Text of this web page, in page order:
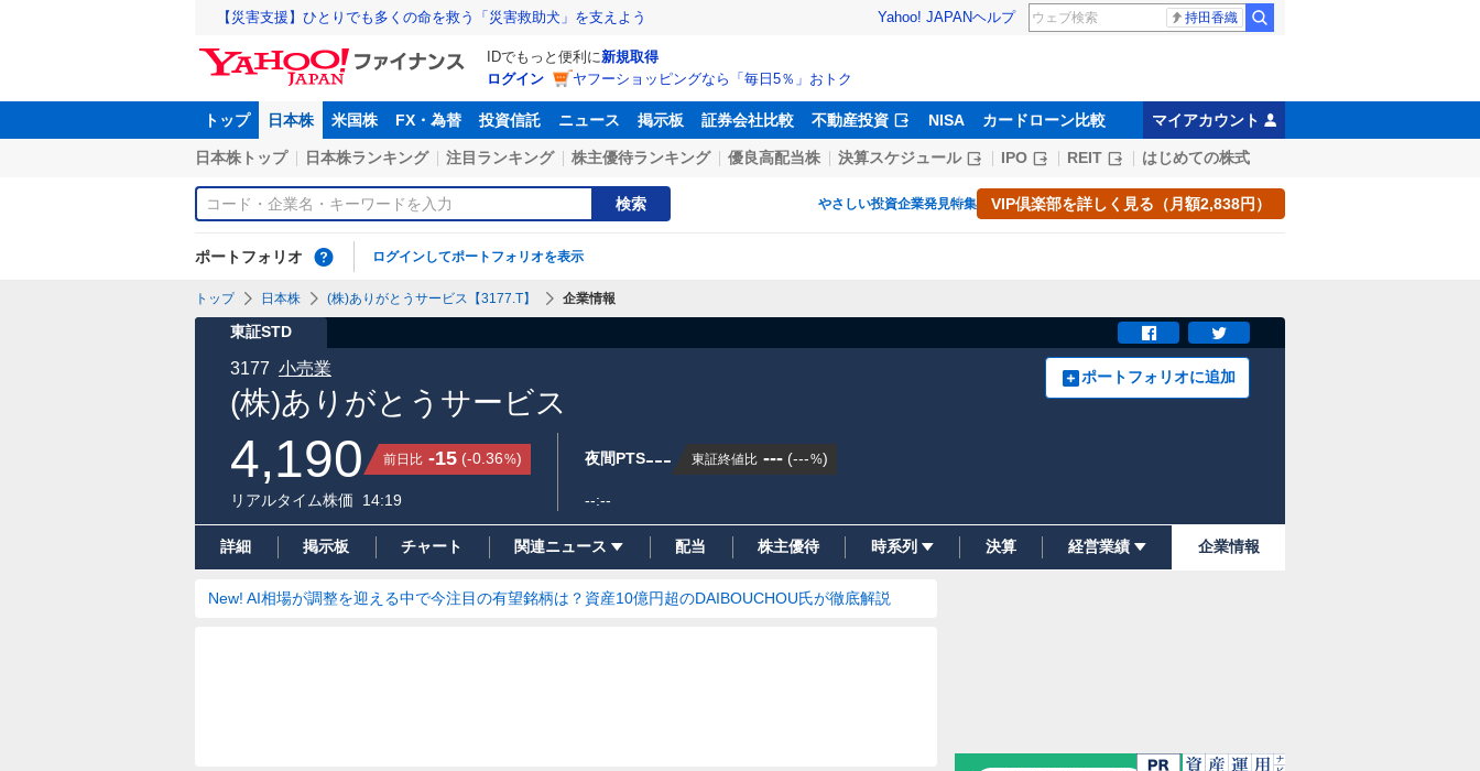
【災害支援】ひとりでも多くの命を救う「災害救助犬」を支えよう Yahoo! JAPANヘルプ 持田香織
IDでもっと便利に新規取得
ログイン
ヤフーショッピングなら「毎日5％」おトク
トップ 日本株 米国株 FX・為替 投資信託 ニュース 掲示板 証券会社比較 不動産投資 NISA カードローン比較 マイアカウント
日本株トップ 日本株ランキング 注目ランキング 株主優待ランキング 優良高配当株 決算スケジュール IPO REIT はじめての株式
検索 やさしい投資企業発見特集 VIP倶楽部を詳しく見る（月額2,838円）
ポートフォリオ ログインしてポートフォリオを表示
トップ 日本株 (株)ありがとうサービス【3177.T】 企業情報
東証STD
(株)ありがとうサービス
3177 小売業 ポートフォリオに追加
4,190 前日比 -15 (-0.36%)
リアルタイム株価 14:19
夜間PTS--- 東証終値比 --- (---%)
--:--
詳細 掲示板 チャート 関連ニュース 配当 株主優待 時系列 決算 経営業績 企業情報
New! AI相場が調整を迎える中で今注目の有望銘柄は？資産10億円超のDAIBOUCHOU氏が徹底解説